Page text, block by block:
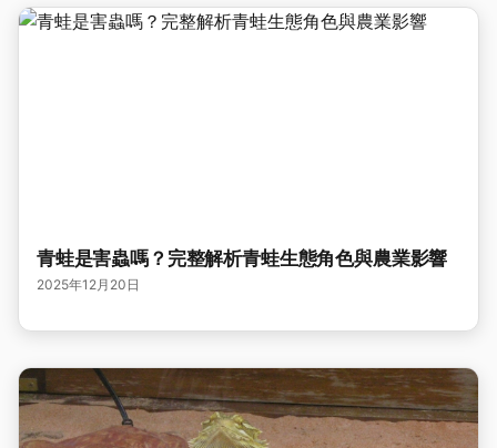
青蛙是害蟲嗎？完整解析青蛙生態角色與農業影響
2025年12月20日